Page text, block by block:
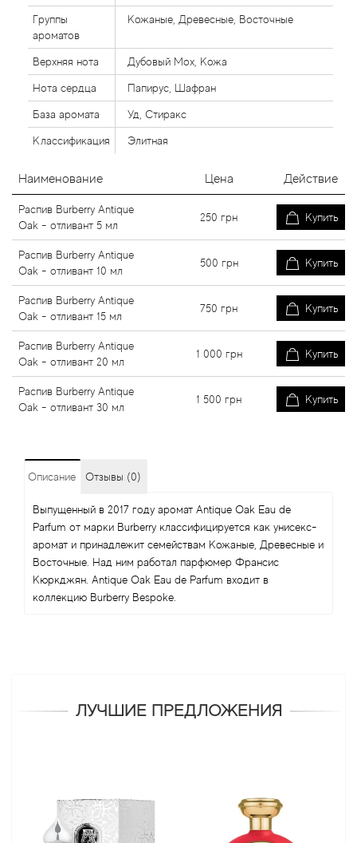
Группы
ароматов
Кожаные, Древесные, Восточные
Верхняя нота Дубовый Мох, Кожа
Нота сердца Папирус, Шафран
База аромата Уд, Стиракс
Классификация Элитная
Наименование Цена Действие
Распив Burberry Antique
Oak - отливант 5 мл
250 грн Купить
Распив Burberry Antique
Oak - отливант 10 мл
500 грн Купить
Распив Burberry Antique
Oak - отливант 15 мл
750 грн Купить
Распив Burberry Antique
Oak - отливант 20 мл
1 000 грн Купить
Распив Burberry Antique
Oak - отливант 30 мл
1 500 грн Купить
Описание Отзывы (0)
Выпущенный в 2017 году аромат Antique Oak Eau de
Parfum от марки Burberry классифицируется как унисекс-
аромат и принадлежит семействам Кожаные, Древесные и
Восточные. Над ним работал парфюмер Франсис
Кюркджян. Antique Oak Eau de Parfum входит в
коллекцию Burberry Bespoke.
ЛУЧШИЕ ПРЕДЛОЖЕНИЯ